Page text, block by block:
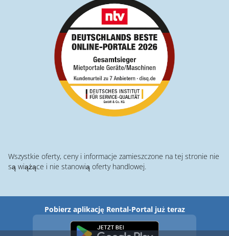
Wszystkie oferty, ceny i informacje zamieszczone na tej stronie nie
są wiążące i nie stanowią oferty handlowej.
Pobierz aplikację Rental-Portal już teraz